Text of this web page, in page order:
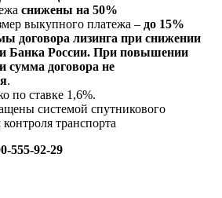
снижены на 50%
выкупного платежа – до 15%
договора лизинга при снижении
Банка России. При повышении
сумма договора не
.
по ставке 1,6%.
системой спутникового
транспорта
555-92-29